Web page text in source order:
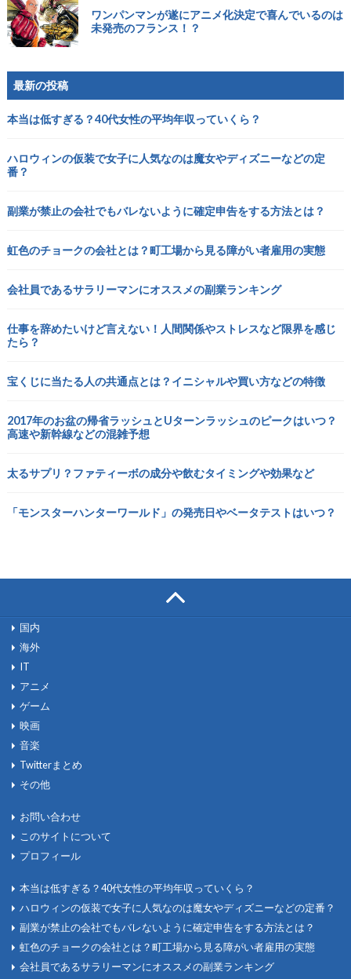
ワンパンマンが遂にアニメ化決定で喜んでいるのは
未発売のフランス！？
最新の投稿
本当は低すぎる？40代女性の平均年収っていくら？
ハロウィンの仮装で女子に人気なのは魔女やディズニーなどの定
番？
副業が禁止の会社でもバレないように確定申告をする方法とは？
虹色のチョークの会社とは？町工場から見る障がい者雇用の実態
会社員であるサラリーマンにオススメの副業ランキング
仕事を辞めたいけど言えない！人間関係やストレスなど限界を感じ
たら？
宝くじに当たる人の共通点とは？イニシャルや買い方などの特徴
2017年のお盆の帰省ラッシュとUターンラッシュのピークはいつ？
高速や新幹線などの混雑予想
太るサプリ？ファティーボの成分や飲むタイミングや効果など
「モンスターハンターワールド」の発売日やベータテストはいつ？
国内
海外
IT
アニメ
ゲーム
映画
音楽
Twitterまとめ
その他
お問い合わせ
このサイトについて
プロフィール
本当は低すぎる？40代女性の平均年収っていくら？
ハロウィンの仮装で女子に人気なのは魔女やディズニーなどの定番？
副業が禁止の会社でもバレないように確定申告をする方法とは？
虹色のチョークの会社とは？町工場から見る障がい者雇用の実態
会社員であるサラリーマンにオススメの副業ランキング